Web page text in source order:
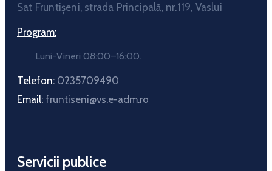
Sat Fruntișeni, strada Principală, nr.119, Vaslui
Program:
Luni-Vineri 08:00–16:00.
Telefon: 0235709490
Email: fruntiseni@vs.e-adm.ro
Servicii publice